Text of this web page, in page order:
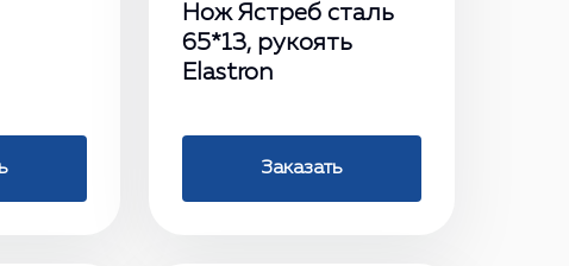
Нож Ястреб сталь
65*13, рукоять
Elastron
Заказать